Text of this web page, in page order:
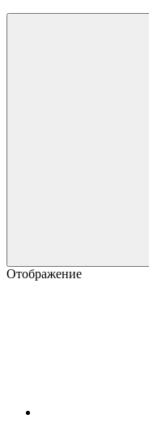
Отображение